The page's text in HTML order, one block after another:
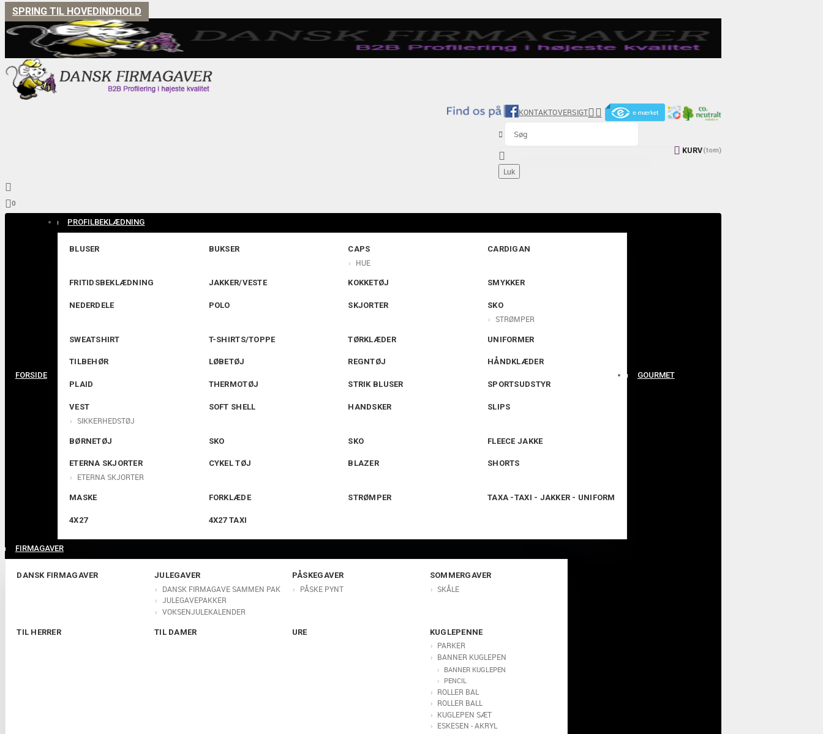
SPRING TIL HOVEDINDHOLD
KONTAKTOVERSIGT


Luk
 KURV(tom)

0
FORSIDE
FIRMAGAVER
DANSK FIRMAGAVER JULEGAVER
DANSK FIRMAGAVE SAMMEN PAK
JULEGAVEPAKKER
VOKSENJULEKALENDER
PÅSKEGAVER
PÅSKE PYNT
SOMMERGAVER
SKÅLE
TIL HERRER TIL DAMER URE KUGLEPENNE
PARKER
BANNER KUGLEPEN
BANNER KUGLEPEN
PENCIL
ROLLER BAL
ROLLER BALL
KUGLEPEN SÆT
ESKESEN - AKRYL
PROFILBEKLÆDNING
BLUSER BUKSER CAPS
HUE
CARDIGAN
FRITIDSBEKLÆDNING JAKKER/VESTE KOKKETØJ SMYKKER
NEDERDELE POLO SKJORTER SKO
STRØMPER
SWEATSHIRT T-SHIRTS/TOPPE TØRKLÆDER UNIFORMER
TILBEHØR LØBETØJ REGNTØJ HÅNDKLÆDER
PLAID THERMOTØJ STRIK BLUSER SPORTSUDSTYR
VEST
SIKKERHEDSTØJ
SOFT SHELL HANDSKER SLIPS
BØRNETØJ SKO SKO FLEECE JAKKE
ETERNA SKJORTER
ETERNA SKJORTER
CYKEL TØJ BLAZER SHORTS
MASKE FORKLÆDE STRØMPER TAXA -TAXI - JAKKER - UNIFORM
4X27 4X27 TAXI
GOURMET